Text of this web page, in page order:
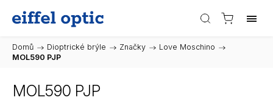
Domů / Dioptrické brýle / Značky / Love Moschino /
MOL590 PJP
MOL590 PJP